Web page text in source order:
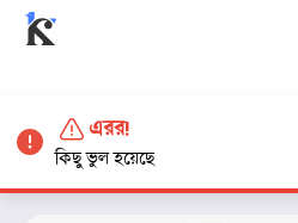
এরর!
কিছু ভুল হয়েছে